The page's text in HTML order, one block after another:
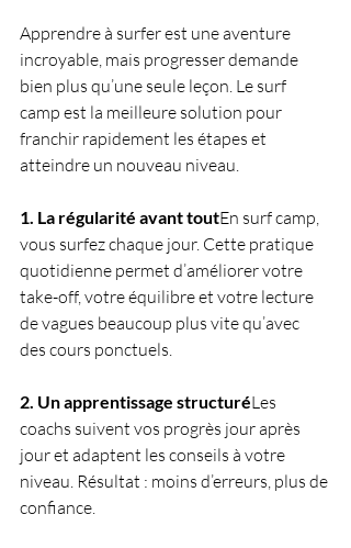
Apprendre à surfer est une aventure
incroyable, mais progresser demande
bien plus qu’une seule leçon. Le surf
camp est la meilleure solution pour
franchir rapidement les étapes et
atteindre un nouveau niveau.
1. La régularité avant toutEn surf camp,
vous surfez chaque jour. Cette pratique
quotidienne permet d’améliorer votre
take-off, votre équilibre et votre lecture
de vagues beaucoup plus vite qu’avec
des cours ponctuels.
2. Un apprentissage structuréLes
coachs suivent vos progrès jour après
jour et adaptent les conseils à votre
niveau. Résultat : moins d’erreurs, plus de
confiance.